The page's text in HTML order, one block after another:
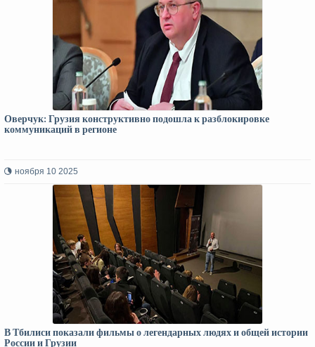
Оверчук: Грузия конструктивно подошла к разблокировке
коммуникаций в регионе
ноября 10 2025
В Тбилиси показали фильмы о легендарных людях и общей истории
России и Грузии